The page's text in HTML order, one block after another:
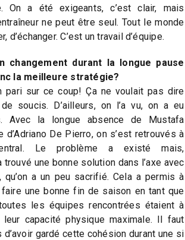
On a été exigeants, c’est clair, mais
ne peut être seul. Tout le monde
d’échanger. C’est un travail d’équipe.
changement durant la longue pause
la meilleure stratégie?
pari sur ce coup! Ça ne voulait pas dire
de soucis. D’ailleurs, on l’a vu, on a eu
Avec la longue absence de Mustafa
d’Adriano De Pierro, on s’est retrouvés à
Le problème a existé mais,
trouvé une bonne solution dans l’axe avec
qu’on a un peu sacrifié. Cela a permis à
une bonne fin de saison en tant que
les équipes rencontrées étaient à
capacité physique maximale. Il faut
gardé cette cohésion durant une si